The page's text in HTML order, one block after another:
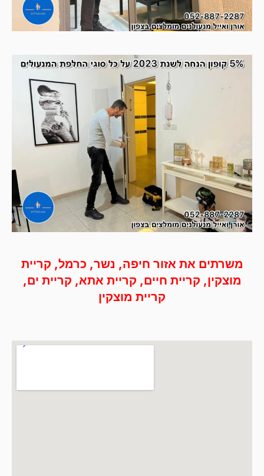
משרתים את אזור חיפה, נשר, כרמל, קריית
מוצקין, קריית חיים, קריית אתא, קריית ים,
קריית מוצקין